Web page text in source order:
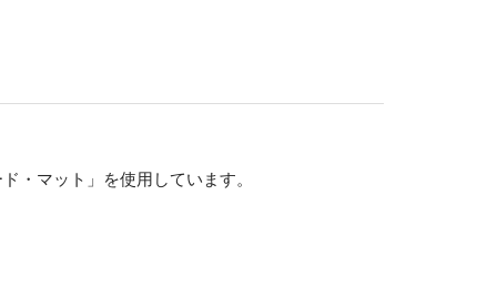
・マット」を使用しています。